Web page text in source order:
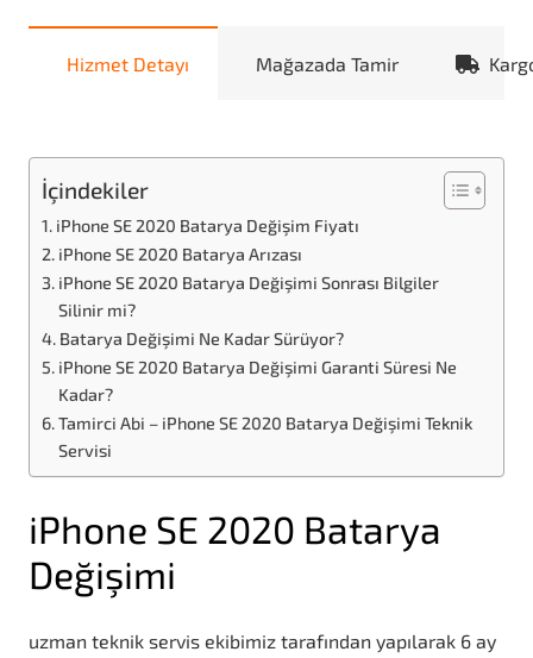
Hizmet Detayı Mağazada Tamir
İçindekiler
iPhone SE 2020 Batarya Değişim Fiyatı
iPhone SE 2020 Batarya Arızası
iPhone SE 2020 Batarya Değişimi Sonrası Bilgiler
Silinir mi?
Batarya Değişimi Ne Kadar Sürüyor?
iPhone SE 2020 Batarya Değişimi Garanti Süresi Ne
Kadar?
Tamirci Abi – iPhone SE 2020 Batarya Değişimi Teknik
Servisi
iPhone SE 2020 Batarya
Değişimi
uzman teknik servis ekibimiz tarafından yapılarak 6 ay